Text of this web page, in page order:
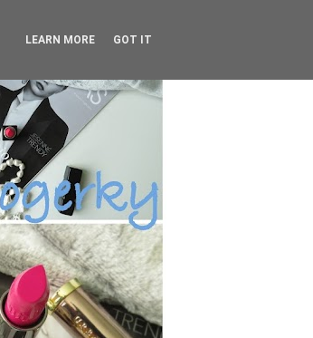
LEARN MORE GOT IT